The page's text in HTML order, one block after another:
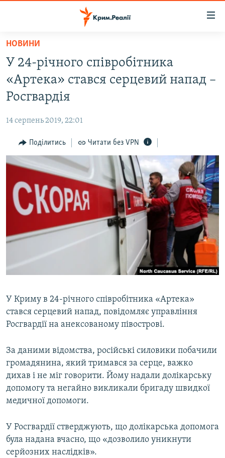
Перейти
основного
матеріалу
Перейти
до
основної
навігації
Перейти
до
пошуку
ВОДА.КРИМ
ВІДЕО ТА ФОТО
БЛОГИ
ПОГЛЯД
ІНТЕРВ'Ю
ВСЕ ЗА ДЕНЬ
СПЕЦПРОЕКТИ
ДЕПОРТАЦІЯ
ВІДЕОУРОКИ «ELIFBE»
ЯК ОБІЙТИ БЛОКУВАННЯ
Русский
НОВИНИ
У 24-річного співробітника
«Артека» стався серцевий напад –
Росгвардія
14 серпень 2019, 22:01
Поділитись Читати без VPN
У Криму в 24-річного співробітника «Артека»
стався серцевий напад, повідомляє управління
Росгвардії на анексованому півострові.
За даними відомства, російські силовики побачили
громадянина, який тримався за серце, важко
дихав і не міг говорити. Йому надали долікарську
допомогу та негайно викликали бригаду швидкої
медичної допомоги.
У Росгвардії стверджують, що долікарська допомога
була надана вчасно, що «дозволило уникнути
серйозних наслідків».